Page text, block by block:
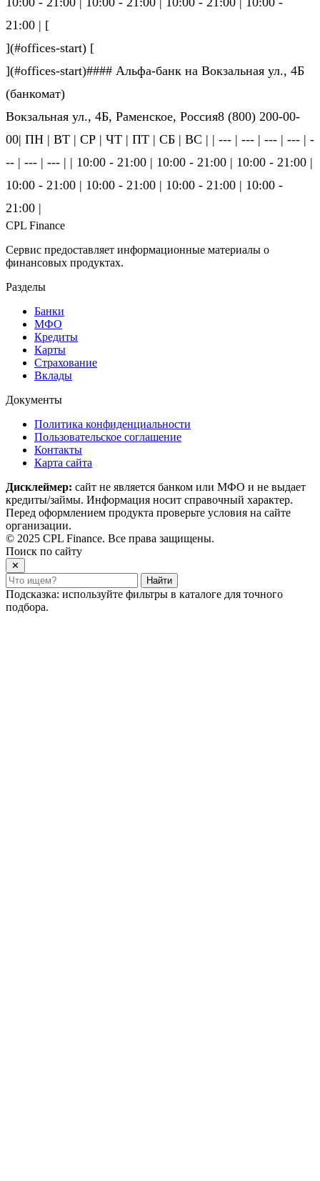
21:00 | [
](#offices-start) [
](#offices-start)#### Альфа-банк на Вокзальная ул., 4Б
(банкомат)
Вокзальная ул., 4Б, Раменское, Россия8 (800) 200-00-
00| ПН | ВТ | СР | ЧТ | ПТ | СБ | ВС | | --- | --- | --- | --- | -
-- | --- | --- | | 10:00 - 21:00 | 10:00 - 21:00 | 10:00 - 21:00 |
10:00 - 21:00 | 10:00 - 21:00 | 10:00 - 21:00 | 10:00 -
21:00 |
CPL Finance
Сервис предоставляет информационные материалы о
финансовых продуктах.
Разделы
Банки
МФО
Кредиты
Карты
Страхование
Вклады
Документы
Политика конфиденциальности
Пользовательское соглашение
Контакты
Карта сайта
Дисклеймер: сайт не является банком или МФО и не выдает
кредиты/займы. Информация носит справочный характер.
Перед оформлением продукта проверьте условия на сайте
организации.
© 2025 CPL Finance. Все права защищены.
Поиск по сайту
✕
Найти
Подсказка: используйте фильтры в каталоге для точного
подбора.